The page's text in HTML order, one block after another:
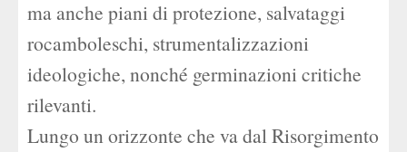
ma anche piani di protezione, salvataggi
rocamboleschi, strumentalizzazioni
ideologiche, nonché germinazioni critiche
rilevanti.
Lungo un orizzonte che va dal Risorgimento